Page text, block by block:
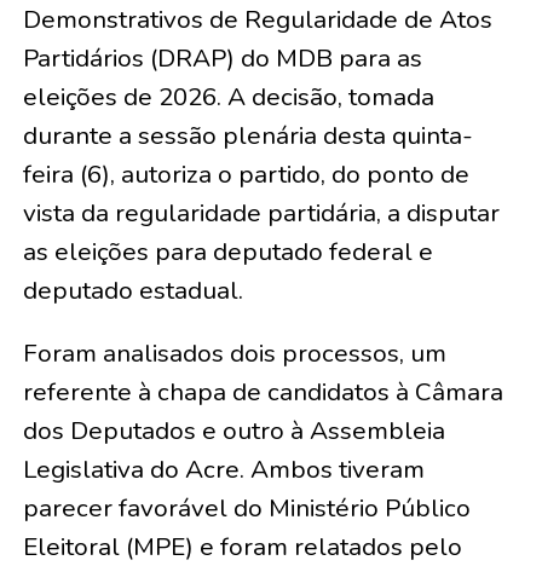
Demonstrativos de Regularidade de Atos
Partidários (DRAP) do MDB para as
eleições de 2026. A decisão, tomada
durante a sessão plenária desta quinta-
feira (6), autoriza o partido, do ponto de
vista da regularidade partidária, a disputar
as eleições para deputado federal e
deputado estadual.
Foram analisados dois processos, um
referente à chapa de candidatos à Câmara
dos Deputados e outro à Assembleia
Legislativa do Acre. Ambos tiveram
parecer favorável do Ministério Público
Eleitoral (MPE) e foram relatados pelo